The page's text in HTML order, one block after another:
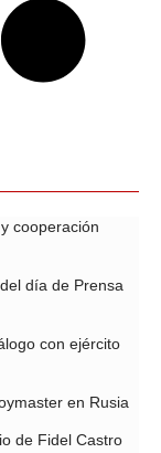
cooperación
día de Prensa
con ejército
en Rusia
de Fidel Castro